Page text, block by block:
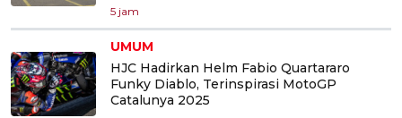
5 jam
UMUM
HJC Hadirkan Helm Fabio Quartararo
Funky Diablo, Terinspirasi MotoGP
Catalunya 2025